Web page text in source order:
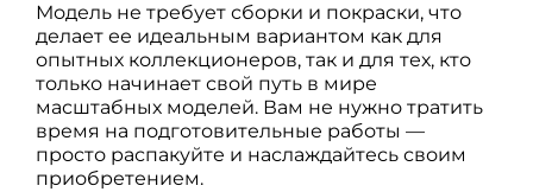
Модель не требует сборки и покраски, что
делает ее идеальным вариантом как для
опытных коллекционеров, так и для тех, кто
только начинает свой путь в мире
масштабных моделей. Вам не нужно тратить
время на подготовительные работы —
просто распакуйте и наслаждайтесь своим
приобретением.